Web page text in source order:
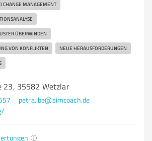
CHANGE MANAGEMENT
ÜBERWINDEN
VON KONFLIKTEN NEUE HERAUSFORDERUNGEN
23, 35582 Wetzlar
petra.ibe@simcoach.de